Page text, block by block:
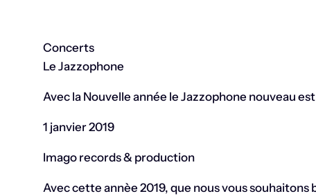
Concerts
Le Jazzophone
Avec la Nouvelle année le Jazzophone nouveau
1 janvier 2019
Imago records & production
Avec cette annèe 2019, que nous vous